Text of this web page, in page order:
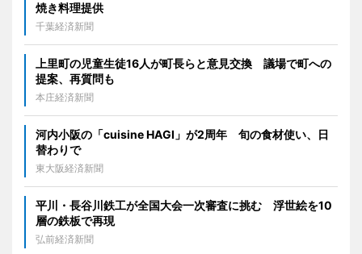
焼き料理提供
千葉経済新聞
上里町の児童生徒16人が町長らと意見交換 議場で町への
提案、再質問も
本庄経済新聞
河内小阪の「cuisine HAGI」が2周年 旬の食材使い、日
替わりで
東大阪経済新聞
平川・長谷川鉄工が全国大会一次審査に挑む 浮世絵を10
層の鉄板で再現
弘前経済新聞